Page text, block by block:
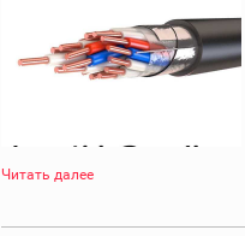
Читать далее